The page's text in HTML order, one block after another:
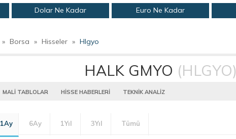
Dolar Ne Kadar Euro Ne Kadar
» Borsa » Hisseler » Hlgyo
HALK GMYO (HLGYO)
MALİ TABLOLAR HİSSE HABERLERİ TEKNİK ANALİZ
1Ay 6Ay 1Yıl 3Yıl Tümü